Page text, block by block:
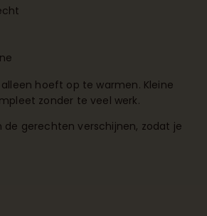
hoeft op te warmen. Kleine
zonder te veel werk.
de gerechten verschijnen, zodat je